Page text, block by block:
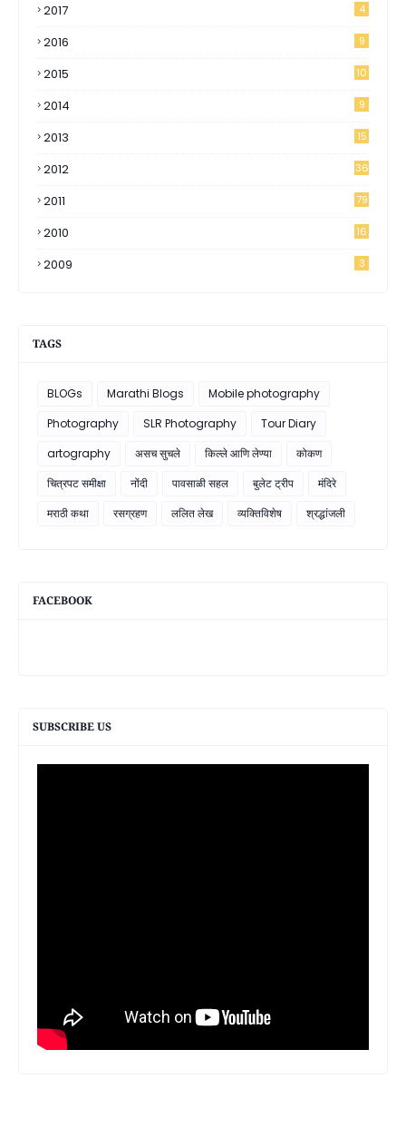
2017 4
2016 9
2015 10
2014 9
2013 15
2012 36
2011 79
2010 16
2009 3
TAGS
BLOGs Marathi Blogs
Mobile photography
Photography
SLR Photography
Tour Diary
artography
असच सुचले किल्ले आणि लेण्या
कोकण
चित्रपट समीक्षा
नोंदी पावसाळी सहल बुलेट ट्रीप
मंदिरे
मराठी कथा
रसग्रहण ललित लेख व्यक्तिविशेष श्रद्धांजली
FACEBOOK
SUBSCRIBE US